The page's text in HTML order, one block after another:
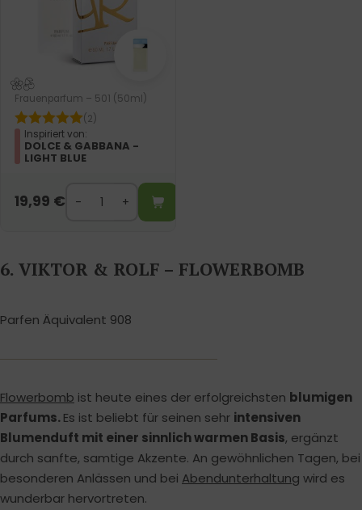
Frauenparfum – 501 (50ml)
(2)
Inspiriert von:
DOLCE & GABBANA -
LIGHT BLUE
19,99 €
6. VIKTOR & ROLF – FLOWERBOMB
Parfen Äquivalent 908
Flowerbomb ist heute eines der erfolgreichsten blumigen
Parfums.Es ist beliebt für seinen sehr intensiven
Blumenduft mit einer sinnlich warmen Basis, ergänzt
durch sanfte, samtige Akzente. An gewöhnlichen Tagen, bei
besonderen Anlässen und bei Abendunterhaltung wird es
wunderbar hervortreten.